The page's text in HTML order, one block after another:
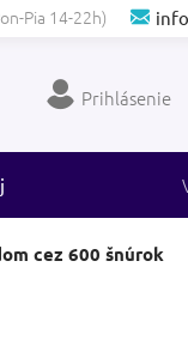
Pia 14-22h)
Prihlásenie
cez 600 šnúrok